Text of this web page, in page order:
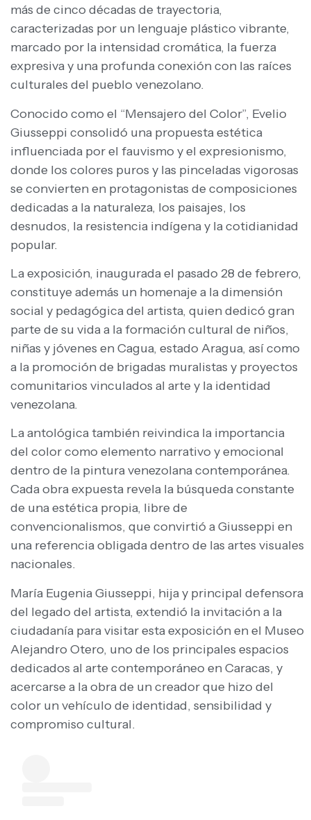
más de cinco décadas de trayectoria,
caracterizadas por un lenguaje plástico vibrante,
marcado por la intensidad cromática, la fuerza
expresiva y una profunda conexión con las raíces
culturales del pueblo venezolano.
Conocido como el “Mensajero del Color”, Evelio
Giusseppi consolidó una propuesta estética
influenciada por el fauvismo y el expresionismo,
donde los colores puros y las pinceladas vigorosas
se convierten en protagonistas de composiciones
dedicadas a la naturaleza, los paisajes, los
desnudos, la resistencia indígena y la cotidianidad
popular.
La exposición, inaugurada el pasado 28 de febrero,
constituye además un homenaje a la dimensión
social y pedagógica del artista, quien dedicó gran
parte de su vida a la formación cultural de niños,
niñas y jóvenes en Cagua, estado Aragua, así como
a la promoción de brigadas muralistas y proyectos
comunitarios vinculados al arte y la identidad
venezolana.
La antológica también reivindica la importancia
del color como elemento narrativo y emocional
dentro de la pintura venezolana contemporánea.
Cada obra expuesta revela la búsqueda constante
de una estética propia, libre de
convencionalismos, que convirtió a Giusseppi en
una referencia obligada dentro de las artes visuales
nacionales.
María Eugenia Giusseppi, hija y principal defensora
del legado del artista, extendió la invitación a la
ciudadanía para visitar esta exposición en el Museo
Alejandro Otero, uno de los principales espacios
dedicados al arte contemporáneo en Caracas, y
acercarse a la obra de un creador que hizo del
color un vehículo de identidad, sensibilidad y
compromiso cultural.